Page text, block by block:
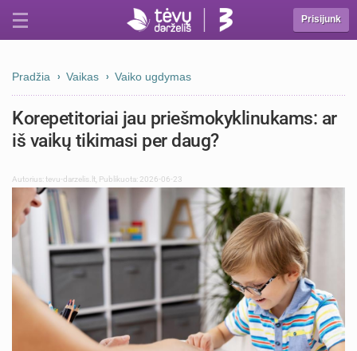
Prisijunk
Pradžia Vaikas Vaiko ugdymas
Korepetitoriai jau priešmokyklinukams: ar
iš vaikų tikimasi per daug?
Autorius:tevu-darzelis.lt Publikuota: 2026-06-23